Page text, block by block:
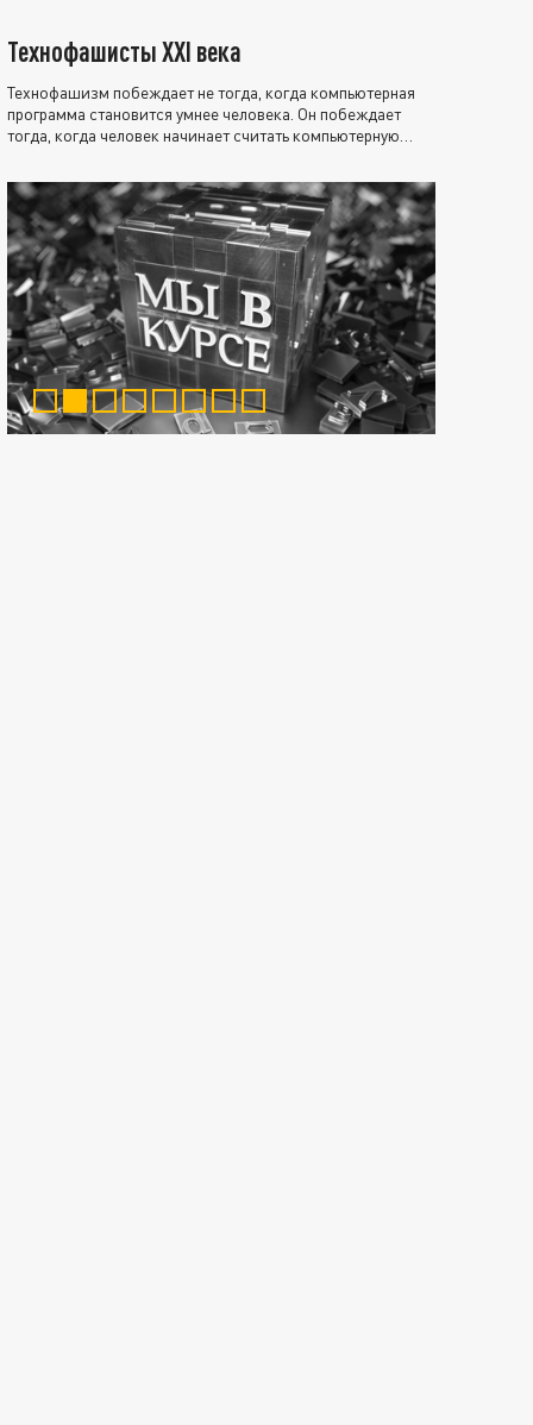
Технофашисты XXI века
Технофашизм побеждает не тогда, когда компьютерная
программа становится умнее человека. Он побеждает
тогда, когда человек начинает считать компьютерную